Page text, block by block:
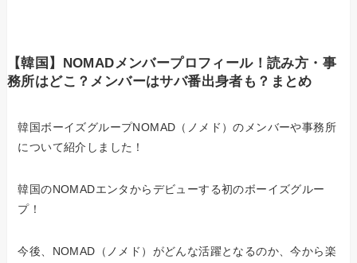
【韓国】NOMADメンバープロフィール！読み方・事
務所はどこ？メンバーはサバ番出身者も？まとめ
韓国ボーイズグループNOMAD（ノメド）のメンバーや事務所
について紹介しました！
韓国のNOMADエンタからデビューする初のボーイズグルー
プ！
今後、NOMAD（ノメド）がどんな活躍となるのか、今から楽